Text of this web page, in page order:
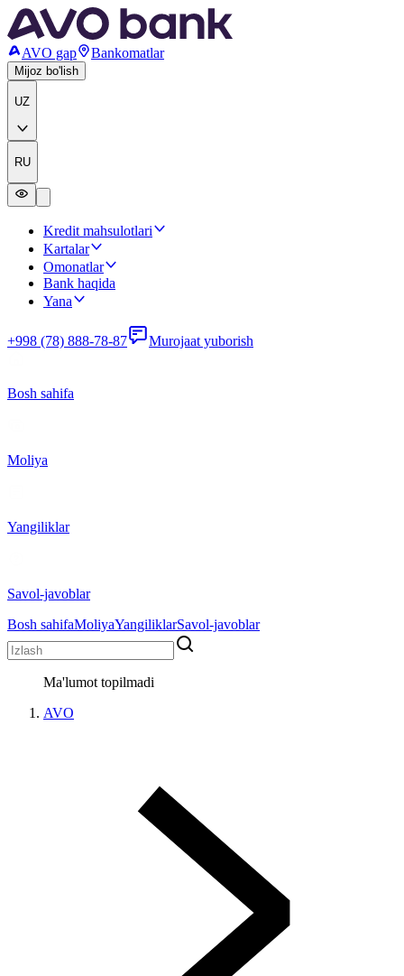
AVO gap Bankomatlar
Mijoz bo'lish
UZ
RU
Kredit mahsulotlari
Kartalar
Omonatlar
Bank haqida
Yana
+998 (78) 888-78-87 Murojaat yuborish
Bosh sahifa
Moliya
Yangiliklar
Savol-javoblar
Bosh sahifaMoliyaYangiliklarSavol-javoblar
Ma'lumot topilmadi
AVO